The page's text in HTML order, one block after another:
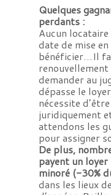
Quelques
perdants :
Aucun locataire
date de mise
bénéficier…Il
demander au
dépasse le
nécessite
juridiquement
attendons les
pour assigner
De plus,
payent un
minoré (-30%
dans les lieux